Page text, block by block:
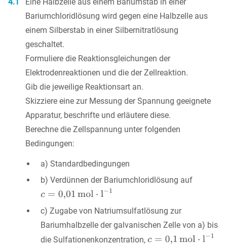
Bariumchloridlösung wird gegen eine Halbzelle aus
einem Silberstab in einer Silbernitratlösung
geschaltet.
Formuliere die Reaktionsgleichungen der
Elektrodenreaktionen und die der Zellreaktion.
Gib die jeweilige Reaktionsart an.
Skizziere eine zur Messung der Spannung geeignete
Apparatur, beschrifte und erläutere diese.
Berechne die Zellspannung unter folgenden
Bedingungen:
a) Standardbedingungen
b) Verdünnen der Bariumchloridlösung auf
c) Zugabe von Natriumsulfatlösung zur
Bariumhalbzelle der galvanischen Zelle von a) bis
die Sulfationenkonzentration,